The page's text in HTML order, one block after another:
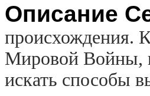
Описание
происхождения.
Мировой Войны,
искать способы